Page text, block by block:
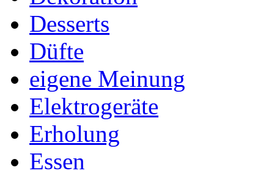
Desserts
Düfte
eigene Meinung
Elektrogeräte
Erholung
Essen